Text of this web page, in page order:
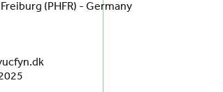
(PHFR) - Germany